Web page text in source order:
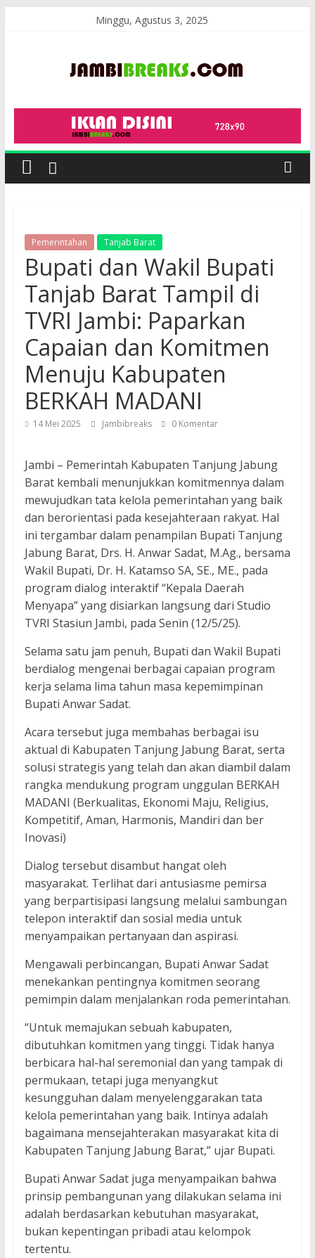
Minggu, Agustus 3, 2025
JambiBreaks
Pemerintahan Tanjab Barat
Bupati dan Wakil Bupati
Tanjab Barat Tampil di
TVRI Jambi: Paparkan
Capaian dan Komitmen
Menuju Kabupaten
BERKAH MADANI
14 Mei 2025 Jambibreaks 0 Komentar
Jambi – Pemerintah Kabupaten Tanjung Jabung
Barat kembali menunjukkan komitmennya dalam
mewujudkan tata kelola pemerintahan yang baik
dan berorientasi pada kesejahteraan rakyat. Hal
ini tergambar dalam penampilan Bupati Tanjung
Jabung Barat, Drs. H. Anwar Sadat, M.Ag., bersama
Wakil Bupati, Dr. H. Katamso SA, SE., ME., pada
program dialog interaktif “Kepala Daerah
Menyapa” yang disiarkan langsung dari Studio
TVRI Stasiun Jambi, pada Senin (12/5/25).
Selama satu jam penuh, Bupati dan Wakil Bupati
berdialog mengenai berbagai capaian program
kerja selama lima tahun masa kepemimpinan
Bupati Anwar Sadat.
Acara tersebut juga membahas berbagai isu
aktual di Kabupaten Tanjung Jabung Barat, serta
solusi strategis yang telah dan akan diambil dalam
rangka mendukung program unggulan BERKAH
MADANI (Berkualitas, Ekonomi Maju, Religius,
Kompetitif, Aman, Harmonis, Mandiri dan ber
Inovasi)
Dialog tersebut disambut hangat oleh
masyarakat. Terlihat dari antusiasme pemirsa
yang berpartisipasi langsung melalui sambungan
telepon interaktif dan sosial media untuk
menyampaikan pertanyaan dan aspirasi.
Mengawali perbincangan, Bupati Anwar Sadat
menekankan pentingnya komitmen seorang
pemimpin dalam menjalankan roda pemerintahan.
“Untuk memajukan sebuah kabupaten,
dibutuhkan komitmen yang tinggi. Tidak hanya
berbicara hal-hal seremonial dan yang tampak di
permukaan, tetapi juga menyangkut
kesungguhan dalam menyelenggarakan tata
kelola pemerintahan yang baik. Intinya adalah
bagaimana mensejahterakan masyarakat kita di
Kabupaten Tanjung Jabung Barat,” ujar Bupati.
Bupati Anwar Sadat juga menyampaikan bahwa
prinsip pembangunan yang dilakukan selama ini
adalah berdasarkan kebutuhan masyarakat,
bukan kepentingan pribadi atau kelompok
tertentu.